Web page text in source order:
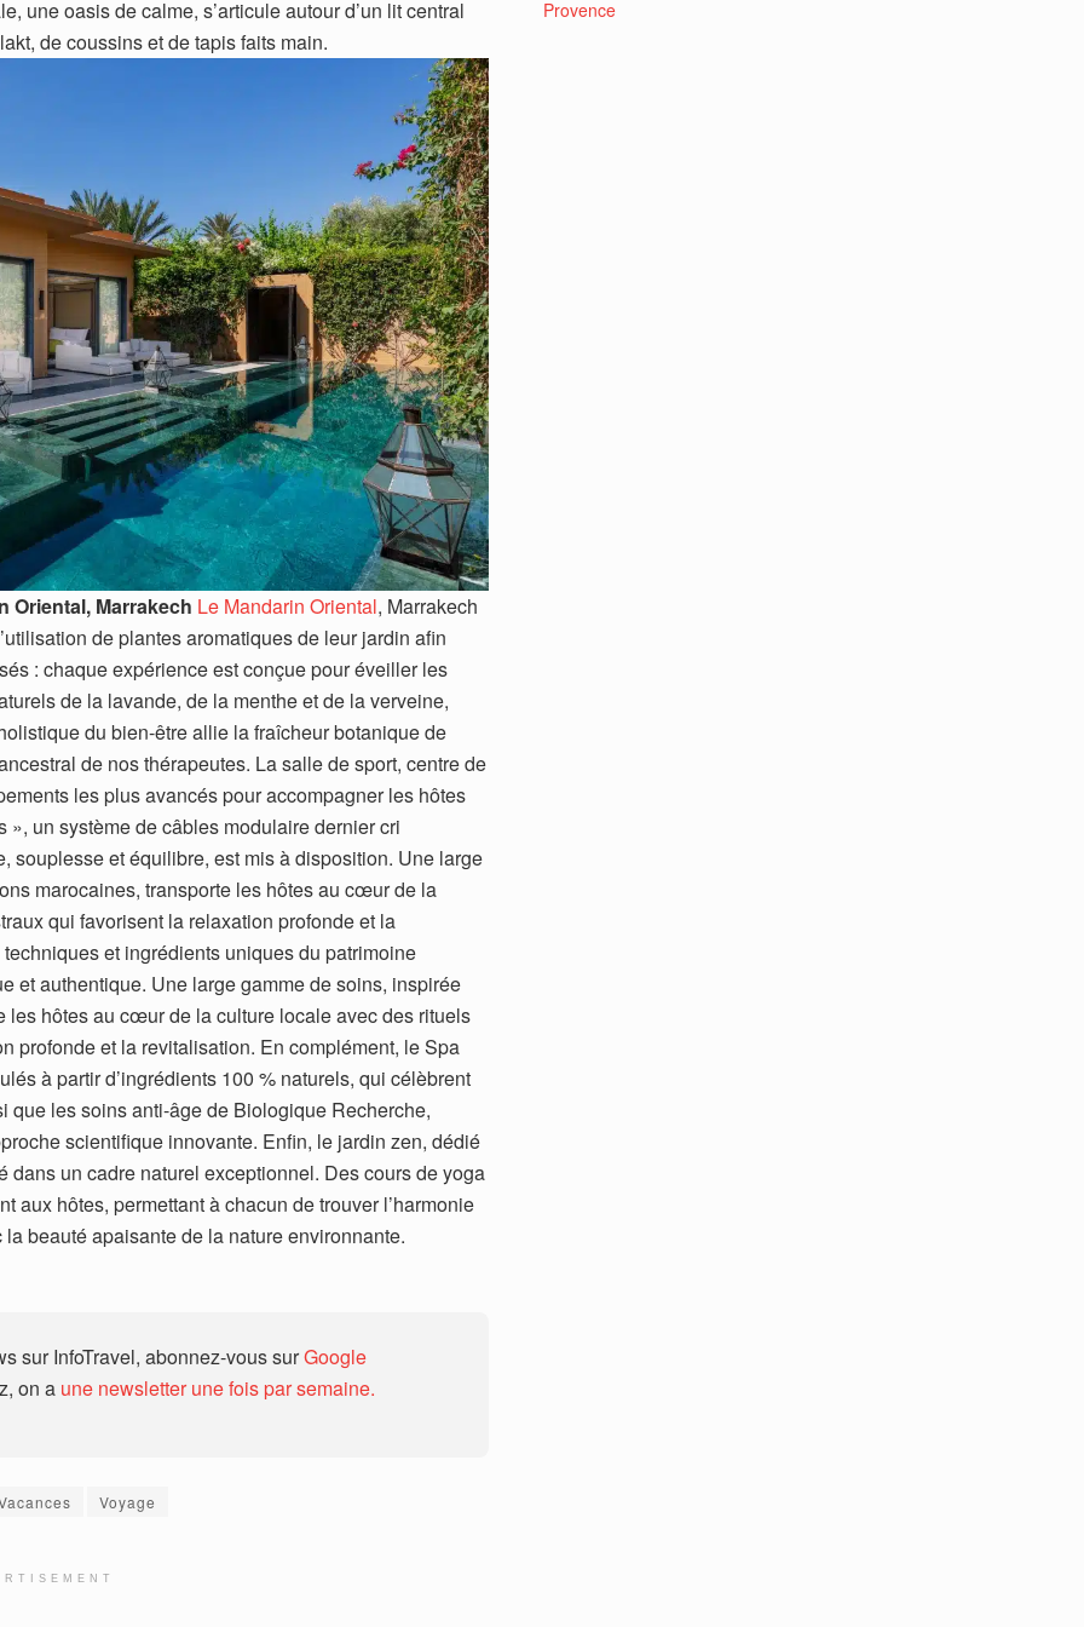
une oasis de calme, s’articule autour d’un lit central
de coussins et de tapis faits main.
Oriental, Marrakech Le Mandarin Oriental, Marrakech
de plantes aromatiques de leur jardin afin
: chaque expérience est conçue pour éveiller les
de la lavande, de la menthe et de la verveine,
du bien-être allie la fraîcheur botanique de
de nos thérapeutes. La salle de sport, centre de
les plus avancés pour accompagner les hôtes
un système de câbles modulaire dernier cri
souplesse et équilibre, est mis à disposition. Une large
marocaines, transporte les hôtes au cœur de la
qui favorisent la relaxation profonde et la
et ingrédients uniques du patrimoine
et authentique. Une large gamme de soins, inspirée
les hôtes au cœur de la culture locale avec des rituels
profonde et la revitalisation. En complément, le Spa
à partir d’ingrédients 100 % naturels, qui célèbrent
que les soins anti-âge de Biologique Recherche,
scientifique innovante. Enfin, le jardin zen, dédié
dans un cadre naturel exceptionnel. Des cours de yoga
aux hôtes, permettant à chacun de trouver l’harmonie
beauté apaisante de la nature environnante.
sur InfoTravel, abonnez-vous surGoogle
on a une newsletter une fois par semaine.
Voyage
Provence